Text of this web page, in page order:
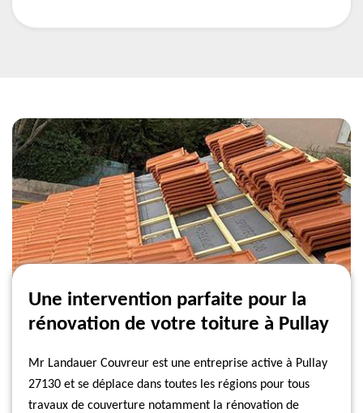
Une intervention parfaite pour la
rénovation de votre toiture à Pullay
Mr Landauer Couvreur est une entreprise active à Pullay
27130 et se déplace dans toutes les régions pour tous
travaux de couverture notamment la rénovation de